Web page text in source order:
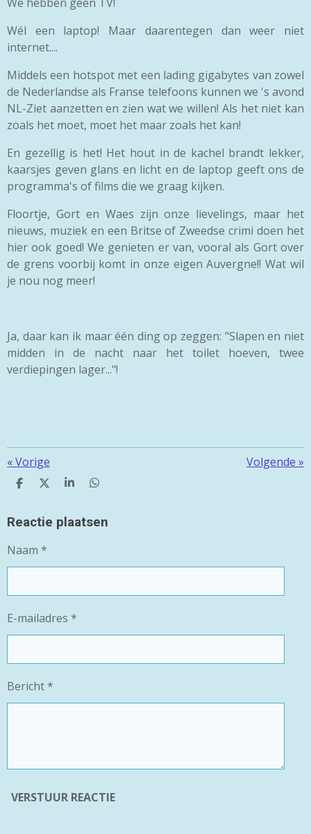
Wél een laptop! Maar daarentegen dan weer niet
internet....
Middels een hotspot met een lading gigabytes van zowel
de Nederlandse als Franse telefoons kunnen we 's avond
NL-Ziet aanzetten en zien wat we willen! Als het niet kan
zoals het moet, moet het maar zoals het kan!
En gezellig is het! Het hout in de kachel brandt lekker,
kaarsjes geven glans en licht en de laptop geeft ons de
programma's of films die we graag kijken.
Floortje, Gort en Waes zijn onze lievelings, maar het
nieuws, muziek en een Britse of Zweedse crimi doen het
hier ook goed! We genieten er van, vooral als Gort over
de grens voorbij komt in onze eigen Auvergne!! Wat wil
je nou nog meer!
Ja, daar kan ik maar één ding op zeggen: "Slapen en niet
midden in de nacht naar het toilet hoeven, twee
verdiepingen lager..."!
«Vorige Volgende »
D
E
D
L
S
R
D
E
Reactie plaatsen
Naam *
E-mailadres *
Bericht *
VERSTUUR REACTIE